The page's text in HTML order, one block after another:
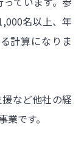
名以上、年
計算になりま
など他社の経
です。